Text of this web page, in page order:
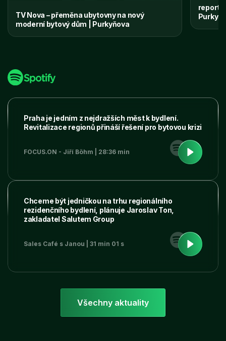
TV Nova – přeměna ubytovny na nový
moderní bytový dům | Purkyňova
Praha je jedním z nejdražších měst k bydlení.
Revitalizace regionů přináší řešení pro bytovou krizi
FOCUS.ON - Jiří Böhm | 28:36 min
Chceme být jedničkou na trhu regionálního
rezidenčního bydlení, plánuje Jaroslav Ton,
zakladatel Salutem Group
Sales Café s Janou | 31 min 01 s
Všechny aktuality